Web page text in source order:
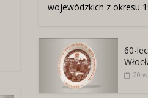
wojewódzkich z okresu
60-
20